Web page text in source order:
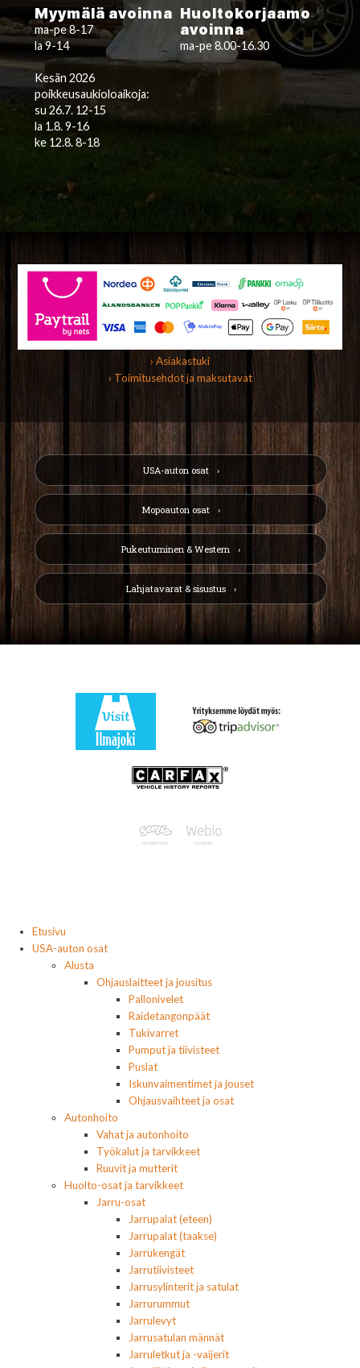
Myymälä avoinna
ma-pe 8-17
la 9-14
Kesän 2026
poikkeusaukioloaikoja:
su 26.7. 12-15
la 1.8. 9-16
ke 12.8. 8-18
Huoltokorjaamo
avoinna
ma-pe 8.00-16.30
› Asiakastuki
› Toimitusehdot ja maksutavat
USA-auton osat
Mopoauton osat
Pukeutuminen & Western
Lahjatavarat & sisustus
Etusivu
USA-auton osat
Alusta
Ohjauslaitteet ja jousitus
Pallonivelet
Raidetangonpäät
Tukivarret
Pumput ja tiivisteet
Puslat
Iskunvaimentimet ja jouset
Ohjausvaihteet ja osat
Autonhoito
Vahat ja autonhoito
Työkalut ja tarvikkeet
Ruuvit ja mutterit
Huolto-osat ja tarvikkeet
Jarru-osat
Jarrupalat (eteen)
Jarrupalat (taakse)
Jarrukengät
Jarrutiivisteet
Jarrusylinterit ja satulat
Jarrurummut
Jarrulevyt
Jarrusatulan männät
Jarruletkut ja -vaijerit